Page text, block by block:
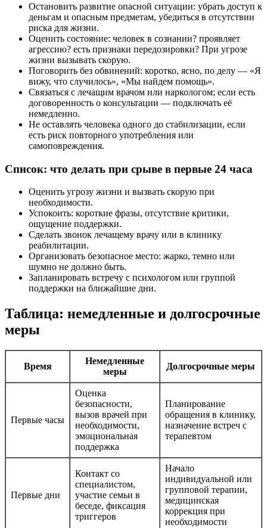
Остановить развитие опасной ситуации: убрать доступ к
деньгам и опасным предметам, убедиться в отсутствии
риска для жизни.
Оценить состояние: человек в сознании? проявляет
агрессию? есть признаки передозировки? При угрозе
жизни вызывать скорую.
Поговорить без обвинений: коротко, ясно, по делу — «Я
вижу, что случилось», «Мы найдем помощь».
Связаться с лечащим врачом или наркологом; если есть
договоренность о консультации — подключать её
немедленно.
Не оставлять человека одного до стабилизации, если
есть риск повторного употребления или
самоповреждения.
Список: что делать при срыве в первые 24 часа
Оценить угрозу жизни и вызвать скорую при
необходимости.
Успокоить: короткие фразы, отсутствие критики,
ощущение поддержки.
Сделать звонок лечащему врачу или в клинику
реабилитации.
Организовать безопасное место: жарко, темно или
шумно не должно быть.
Запланировать встречу с психологом или группой
поддержки на ближайшие дни.
Таблица: немедленные и долгосрочные
меры
Время
Немедленные
меры
Долгосрочные меры
Первые часы
Оценка
безопасности,
вызов врачей при
необходимости,
эмоциональная
поддержка
Планирование
обращения в клинику,
назначение встреч с
терапевтом
Первые дни
Контакт со
специалистом,
участие семьи в
беседе, фиксация
триггеров
Начало
индивидуальной или
групповой терапии,
медицинская
коррекция при
необходимости